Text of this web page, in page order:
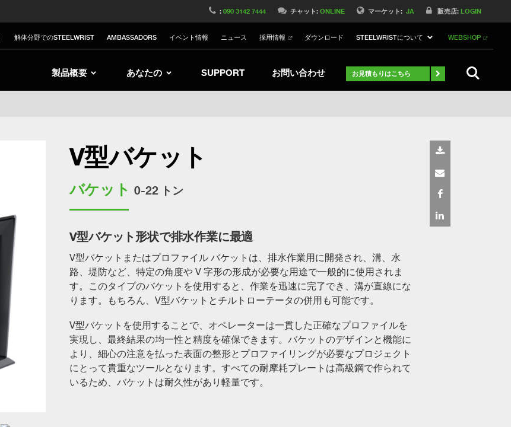
マーケット: JA 販売店: LOGIN
:090 3142 7444 チャット:ONLINE
解体分野でのSTEELWRIST AMBASSADORS イベント情報 ニュース 採用情報 ダウンロード STEELWRISTについて WEBSHOP
製品概要 あなたの SUPPORT お問い合わせ お見積もりはこちら
Switch to Belgium Switch to Belgique
Switch to Sweden Switch to Poland Switch to Norway
Switch to Korea Switch to Italy Switch to Germany
V型バケット
バケット0-22 トン
V型バケット形状で排水作業に最適
V型バケットまたはプロファイル バケットは、排水作業用に開発され、溝、水
路、堤防など、特定の角度や V 字形の形成が必要な用途で一般的に使用されま
す。このタイプのバケットを使用すると、作業を迅速に完了でき、溝が直線にな
ります。もちろん、V型バケットとチルトローテータの併用も可能です。
V型バケットを使用することで、オペレーターは一貫した正確なプロファイルを
実現し、最終結果の均一性と精度を確保できます。バケットのデザインと機能に
より、細心の注意を払った表面の整形とプロファイリングが必要なプロジェクト
にとって貴重なツールとなります。すべての耐摩耗プレートは高級鋼で作られて
いるため、バケットは耐久性があり軽量です。